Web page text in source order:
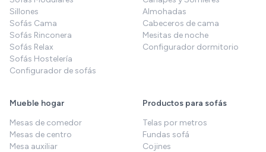
Sillones
Sofás Cama
Sofás Rinconera
Sofás Relax
Sofás Hostelería
Configurador de sofás
Almohadas
Cabeceros de cama
Mesitas de noche
Configurador dormitorio
Mueble hogar
Mesas de comedor
Mesas de centro
Mesa auxiliar
Productos para sofás
Telas por metros
Fundas sofá
Cojines